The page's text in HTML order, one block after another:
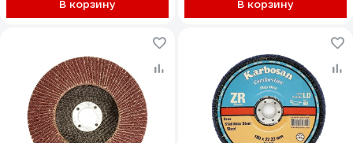
В корзину В корзину